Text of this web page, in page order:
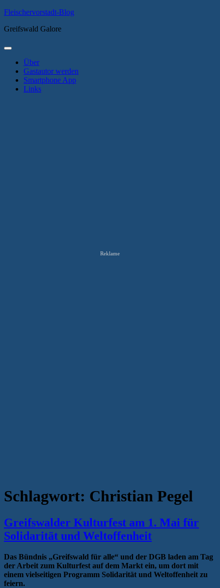
Zum
springen
Fleischervorstadt-Blog
Greifswald Galore
Primäres
Über
Gastautor werden
Smartphone App
Links
Reklame
Schlagwort: Christian Pegel
Greifswalder Kulturfest am 1. Mai für
Solidarität und Weltoffenheit
Das Bündnis „Greifswald für alle“ und der DGB laden am Tag
der Arbeit zum Kulturfest auf dem Markt ein, um dort mit
einem vielseitigen Programm Solidarität und Weltoffenheit zu
feiern.